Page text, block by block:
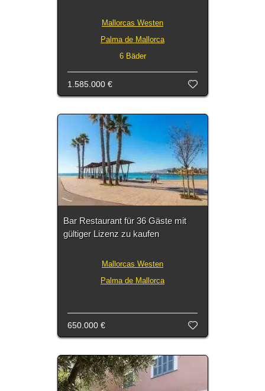
Mallorcas Westen
Palma de Mallorca
6 Bäder
1.585.000 €
Bar Restaurant für 36 Gäste mit
gültiger Lizenz zu kaufen
Mallorcas Westen
Palma de Mallorca
650.000 €